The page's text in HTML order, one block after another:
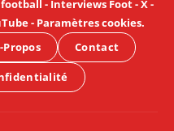
- Interviews Foot-X-
- Paramètres cookies.
Propos Contact